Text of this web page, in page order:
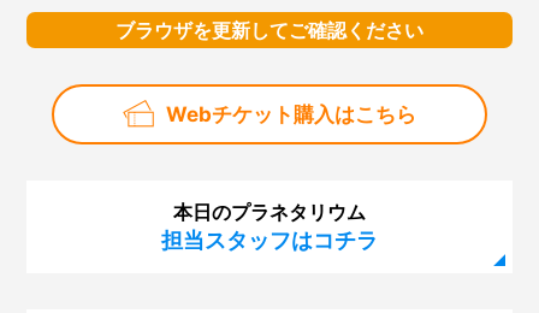
ブラウザを更新してご確認ください
Webチケット購入はこちら
本日のプラネタリウム
担当スタッフはコチラ